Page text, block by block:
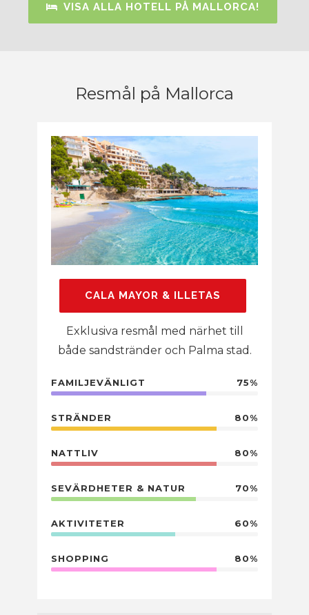
VISA ALLA HOTELL PÅ MALLORCA!
Resmål på Mallorca
CALA MAYOR & ILLETAS
Exklusiva resmål med närhet till
både sandstränder och Palma stad.
FAMILJEVÄNLIGT 75%
STRÄNDER 80%
NATTLIV 80%
SEVÄRDHETER & NATUR 70%
AKTIVITETER 60%
SHOPPING 80%